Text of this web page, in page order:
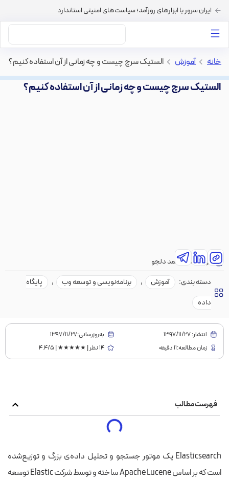
ایران سرور با ابزارهای روزآمد؛ سیاست‌های امنیتی استاندارد
خانه > آموزش > الستیک سرچ چیست و چه زمانی از آن استفاده کنیم؟
الستیک سرچ چیست و چه زمانی از آن استفاده کنیم؟
نویسنده:محمد دلجو
دسته بندی:
آموزش , برنامه‌نویسی و توسعه وب ,
پایگاه
داده
انتشار:1397/11/27
به‌روز‌رسانی:۱۳۹۷/۱۱/۲۷
زمان مطالعه:11 دقیقه
14 نظر | ★★★★★ | 4.4/5
فهرست مطالب
Elasticsearch یک موتور جستجو و تحلیل داده‌ی بزرگ و توزیع‌شده
است که بر اساس Apache Lucene ساخته و توسط شرکت Elastic توسعه